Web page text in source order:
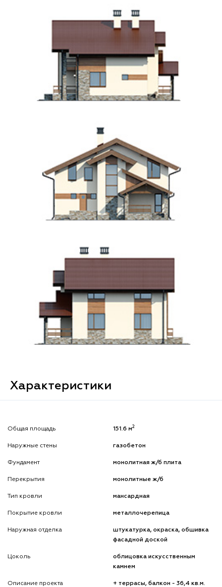
Характеристики
Общая площадь 151.6 м2
Наружные стены газобетон
Фундамент монолитная ж/б плита
Перекрытия монолитные ж/б
Тип кровли мансардная
Покрытие кровли металлочерепица
Наружная отделка
штукатурка, окраска, обшивка
фасадной доской
Цоколь
облицовка искусственным
камнем
Описание проекта
+ террасы, балкон - 36,4 кв.м.